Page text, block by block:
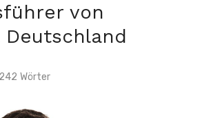
von
Deutschland
242 Wörter